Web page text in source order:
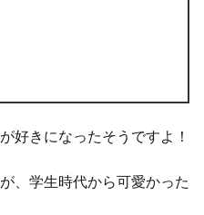
好きになったそうですよ！
、学生時代から可愛かった